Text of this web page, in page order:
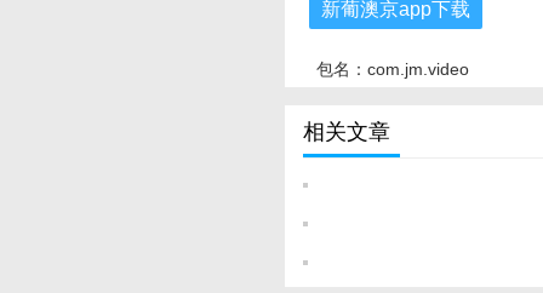
新葡澳京app下载
包名：com.jm.video
相关文章